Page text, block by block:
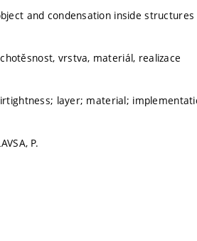
and condensation inside
vrstva, materiál, realizace
layer; material;
P.